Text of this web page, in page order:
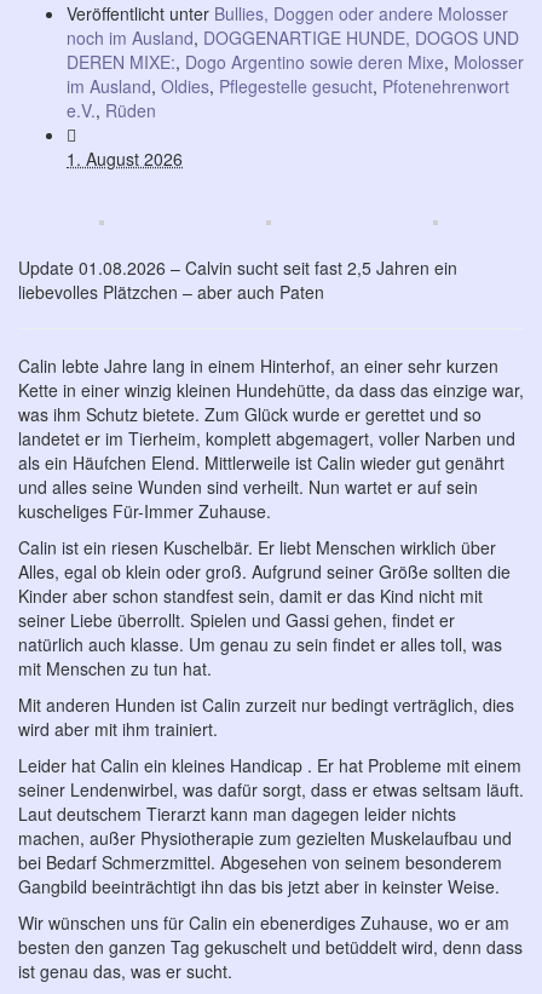
Veröffentlicht unter Bullies, Doggen oder andere Molosser
noch im Ausland, DOGGENARTIGE HUNDE, DOGOS UND
DEREN MIXE:, Dogo Argentino sowie deren Mixe, Molosser
im Ausland, Oldies, Pflegestelle gesucht, Pfotenehrenwort
e.V., Rüden
1. August 2026
Update 01.08.2026 – Calvin sucht seit fast 2,5 Jahren ein
liebevolles Plätzchen – aber auch Paten
Calin lebte Jahre lang in einem Hinterhof, an einer sehr kurzen
Kette in einer winzig kleinen Hundehütte, da dass das einzige war,
was ihm Schutz bietete. Zum Glück wurde er gerettet und so
landetet er im Tierheim, komplett abgemagert, voller Narben und
als ein Häufchen Elend. Mittlerweile ist Calin wieder gut genährt
und alles seine Wunden sind verheilt. Nun wartet er auf sein
kuscheliges Für-Immer Zuhause.
Calin ist ein riesen Kuschelbär. Er liebt Menschen wirklich über
Alles, egal ob klein oder groß. Aufgrund seiner Größe sollten die
Kinder aber schon standfest sein, damit er das Kind nicht mit
seiner Liebe überrollt. Spielen und Gassi gehen, findet er
natürlich auch klasse. Um genau zu sein findet er alles toll, was
mit Menschen zu tun hat.
Mit anderen Hunden ist Calin zurzeit nur bedingt verträglich, dies
wird aber mit ihm trainiert.
Leider hat Calin ein kleines Handicap . Er hat Probleme mit einem
seiner Lendenwirbel, was dafür sorgt, dass er etwas seltsam läuft.
Laut deutschem Tierarzt kann man dagegen leider nichts
machen, außer Physiotherapie zum gezielten Muskelaufbau und
bei Bedarf Schmerzmittel. Abgesehen von seinem besonderem
Gangbild beeinträchtigt ihn das bis jetzt aber in keinster Weise.
Wir wünschen uns für Calin ein ebenerdiges Zuhause, wo er am
besten den ganzen Tag gekuschelt und betüddelt wird, denn dass
ist genau das, was er sucht.